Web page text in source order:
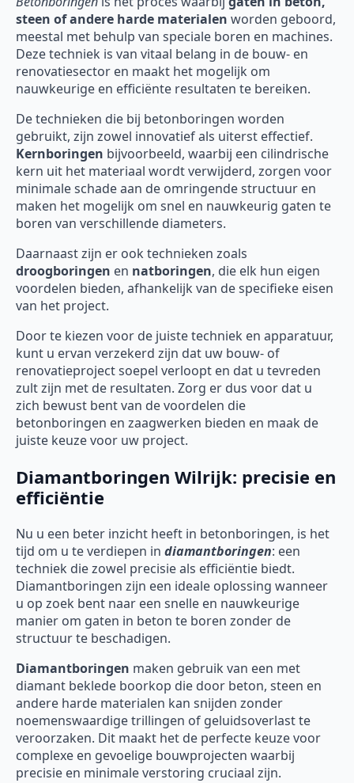
steen of andere harde materialen worden geboord,
meestal met behulp van speciale boren en machines.
Deze techniek is van vitaal belang in de bouw- en
renovatiesector en maakt het mogelijk om
nauwkeurige en efficiënte resultaten te bereiken.
De technieken die bij betonboringen worden
gebruikt, zijn zowel innovatief als uiterst effectief.
Kernboringen bijvoorbeeld, waarbij een cilindrische
kern uit het materiaal wordt verwijderd, zorgen voor
minimale schade aan de omringende structuur en
maken het mogelijk om snel en nauwkeurig gaten te
boren van verschillende diameters.
Daarnaast zijn er ook technieken zoals
droogboringen en natboringen, die elk hun eigen
voordelen bieden, afhankelijk van de specifieke eisen
van het project.
Door te kiezen voor de juiste techniek en apparatuur,
kunt u ervan verzekerd zijn dat uw bouw- of
renovatieproject soepel verloopt en dat u tevreden
zult zijn met de resultaten. Zorg er dus voor dat u
zich bewust bent van de voordelen die
betonboringen en zaagwerken bieden en maak de
juiste keuze voor uw project.
Diamantboringen Wilrijk: precisie en
efficiëntie
Nu u een beter inzicht heeft in betonboringen, is het
tijd om u te verdiepen in diamantboringen: een
techniek die zowel precisie als efficiëntie biedt.
Diamantboringen zijn een ideale oplossing wanneer
u op zoek bent naar een snelle en nauwkeurige
manier om gaten in beton te boren zonder de
structuur te beschadigen.
Diamantboringen maken gebruik van een met
diamant beklede boorkop die door beton, steen en
andere harde materialen kan snijden zonder
noemenswaardige trillingen of geluidsoverlast te
veroorzaken. Dit maakt het de perfecte keuze voor
complexe en gevoelige bouwprojecten waarbij
precisie en minimale verstoring cruciaal zijn.